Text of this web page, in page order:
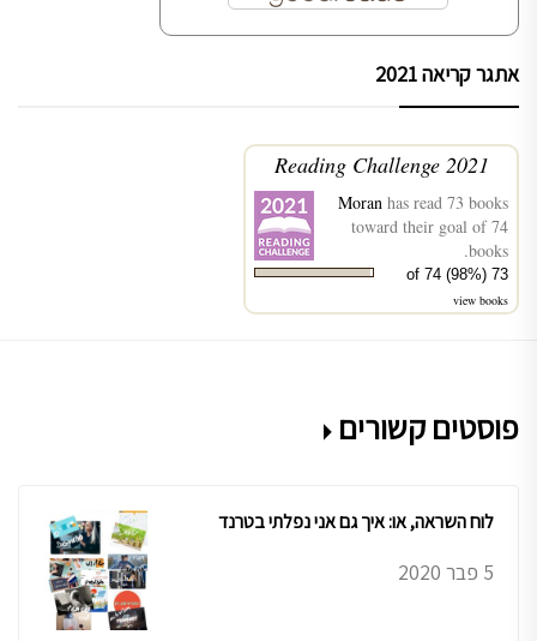
אתגר קריאה 2021
2021 Reading Challenge
Moran has read 73 books
toward their goal of 74
books.
73 of 74 (98%)
view books
פוסטים קשורים
לוח השראה, או: איך גם אני נפלתי בטרנד
5 פבר 2020